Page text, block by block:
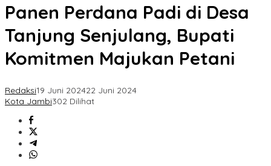
Panen Perdana Padi di Desa
Tanjung Senjulang, Bupati
Komitmen Majukan Petani
Redaksi19 Juni 202422 Juni 2024
Kota Jambi302 Dilihat